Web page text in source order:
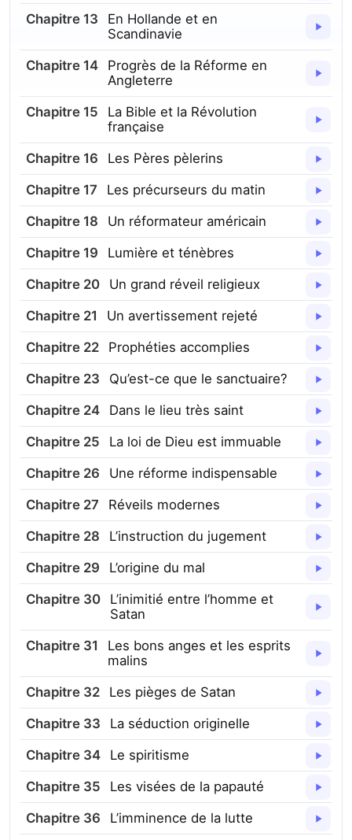
Chapitre 13
En Hollande et en
Scandinavie
Chapitre 14
Progrès de la Réforme en
Angleterre
Chapitre 15
La Bible et la Révolution
française
Chapitre 16
Les Pères pèlerins
Chapitre 17
Les précurseurs du matin
Chapitre 18
Un réformateur américain
Chapitre 19
Lumière et ténèbres
Chapitre 20
Un grand réveil religieux
Chapitre 21
Un avertissement rejeté
Chapitre 22
Prophéties accomplies
Chapitre 23
Qu’est-ce que le sanctuaire?
Chapitre 24
Dans le lieu très saint
Chapitre 25
La loi de Dieu est immuable
Chapitre 26
Une réforme indispensable
Chapitre 27
Réveils modernes
Chapitre 28
L’instruction du jugement
Chapitre 29
L’origine du mal
Chapitre 30
L’inimitié entre l’homme et
Satan
Chapitre 31
Les bons anges et les esprits
malins
Chapitre 32
Les pièges de Satan
Chapitre 33
La séduction originelle
Chapitre 34
Le spiritisme
Chapitre 35
Les visées de la papauté
Chapitre 36 L’imminence de la lutte